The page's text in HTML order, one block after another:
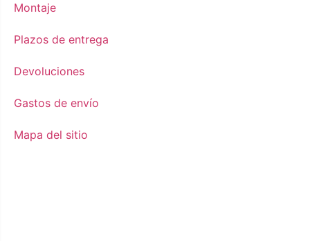
Montaje
Plazos de entrega
Devoluciones
Gastos de envío
Mapa del sitio